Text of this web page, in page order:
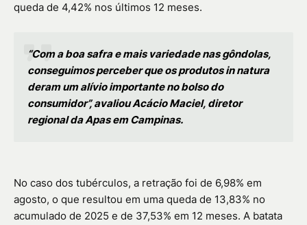
queda de 4,42% nos últimos 12 meses.
“Com a boa safra e mais variedade nas gôndolas,
conseguimos perceber que os produtos in natura
deram um alívio importante no bolso do
consumidor”, avaliou Acácio Maciel, diretor
regional da Apas em Campinas.
No caso dos tubérculos, a retração foi de 6,98% em
agosto, o que resultou em uma queda de 13,83% no
acumulado de 2025 e de 37,53% em 12 meses. A batata